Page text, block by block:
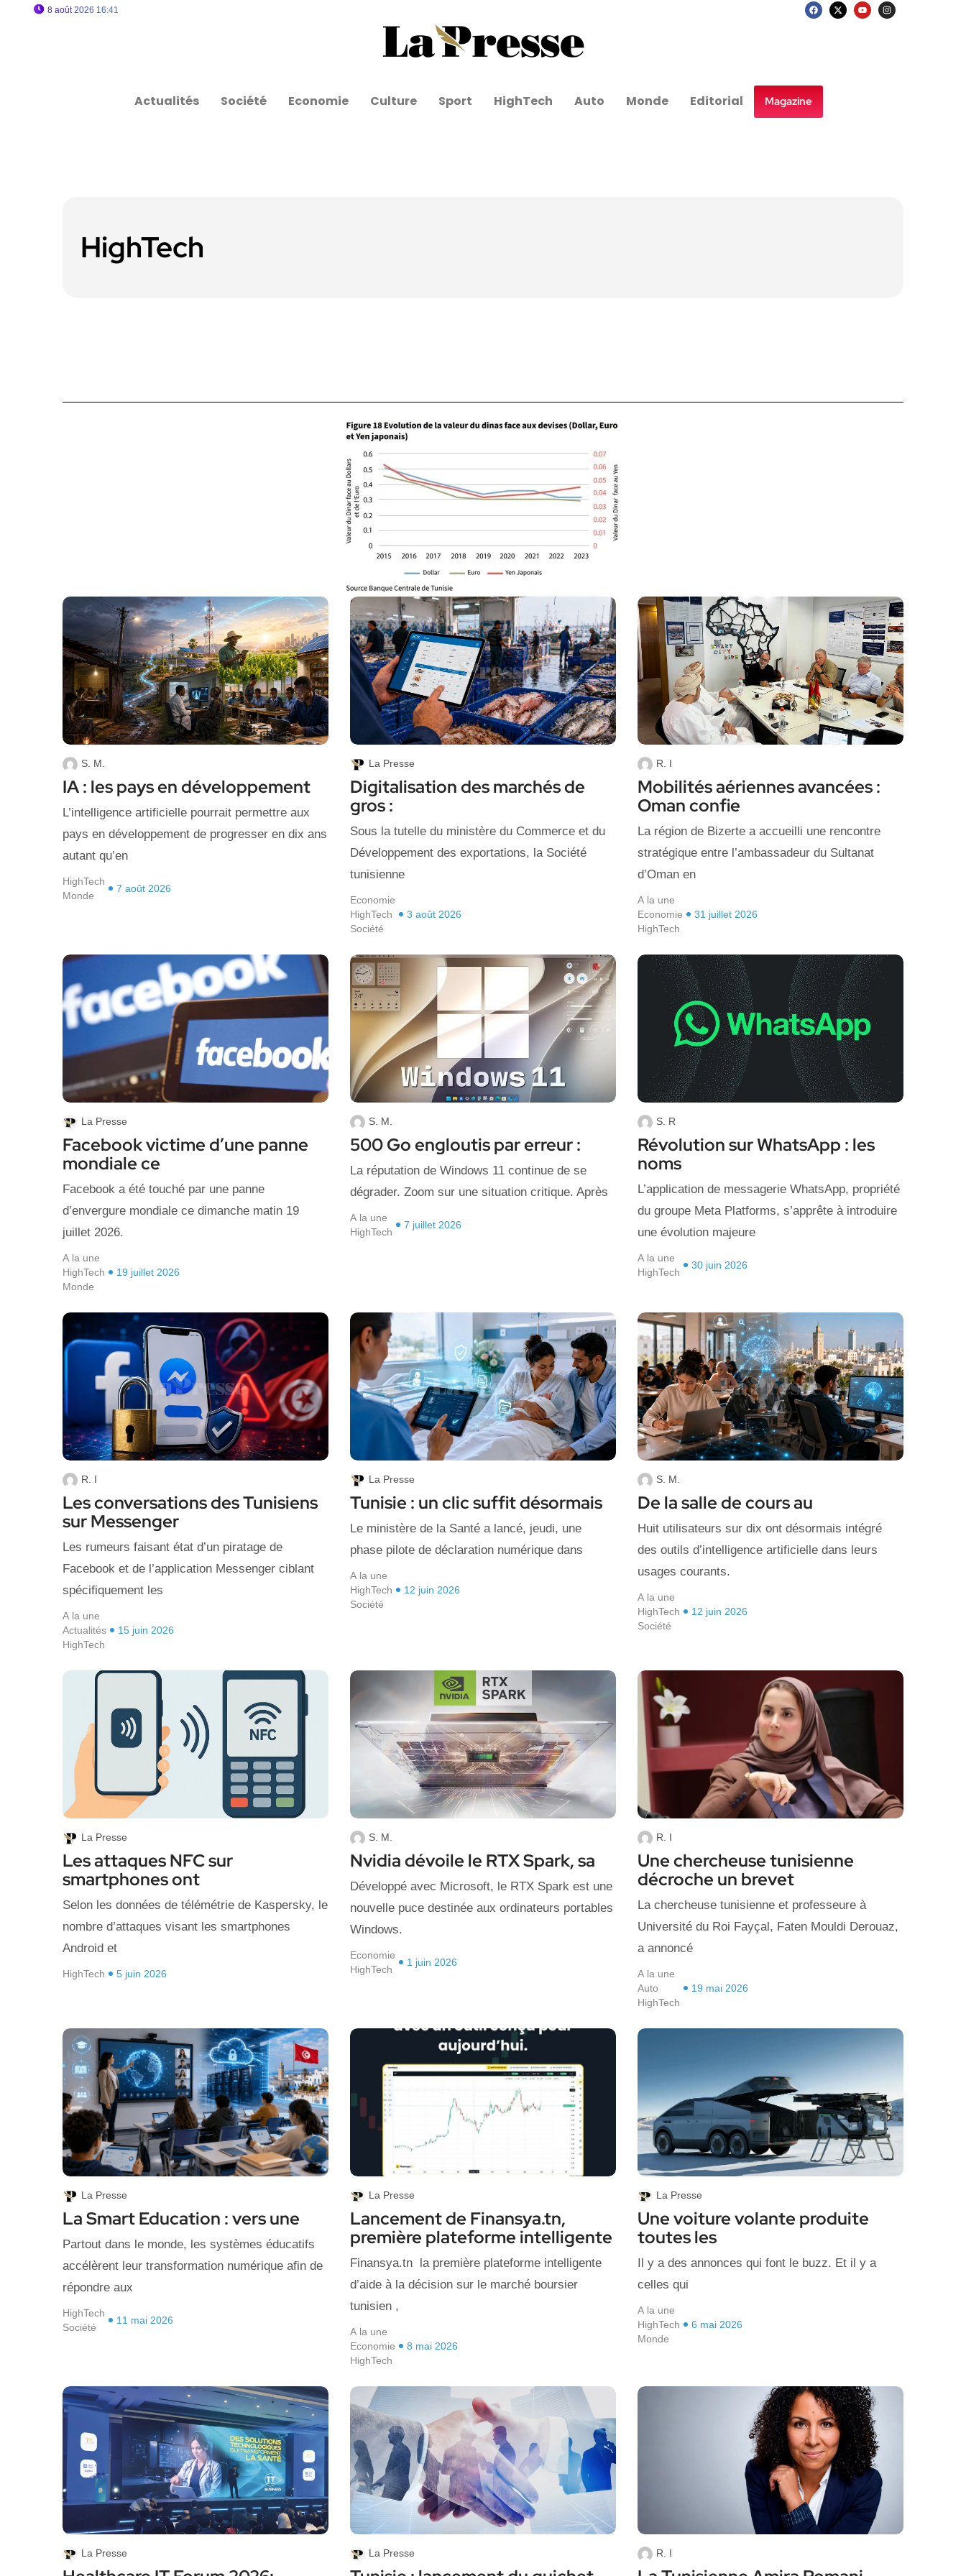
8 août 2026 16:41
Actualités Société Economie Culture Sport HighTech Auto Monde Editorial Magazine
HighTech
S. M.
IA : les pays en développement
L’intelligence artificielle pourrait permettre aux
pays en développement de progresser en dix ans
autant qu’en
HighTech
Monde
7 août 2026
La Presse
Digitalisation des marchés de
gros :
Sous la tutelle du ministère du Commerce et du
Développement des exportations, la Société
tunisienne
Economie
HighTech
Société
3 août 2026
R. I
Mobilités aériennes avancées :
Oman confie
La région de Bizerte a accueilli une rencontre
stratégique entre l’ambassadeur du Sultanat
d’Oman en
A la une
Economie
HighTech
31 juillet 2026
La Presse
Facebook victime d’une panne
mondiale ce
Facebook a été touché par une panne
d’envergure mondiale ce dimanche matin 19
juillet 2026.
A la une
HighTech
Monde
19 juillet 2026
S. M.
500 Go engloutis par erreur :
La réputation de Windows 11 continue de se
dégrader. Zoom sur une situation critique. Après
A la une
HighTech
7 juillet 2026
S. R
Révolution sur WhatsApp : les
noms
L’application de messagerie WhatsApp, propriété
du groupe Meta Platforms, s’apprête à introduire
une évolution majeure
A la une
HighTech
30 juin 2026
R. I
Les conversations des Tunisiens
sur Messenger
Les rumeurs faisant état d’un piratage de
Facebook et de l’application Messenger ciblant
spécifiquement les
A la une
Actualités
HighTech
15 juin 2026
La Presse
Tunisie : un clic suffit désormais
Le ministère de la Santé a lancé, jeudi, une
phase pilote de déclaration numérique dans
A la une
HighTech
Société
12 juin 2026
S. M.
De la salle de cours au
Huit utilisateurs sur dix ont désormais intégré
des outils d’intelligence artificielle dans leurs
usages courants.
A la une
HighTech
Société
12 juin 2026
La Presse
Les attaques NFC sur
smartphones ont
Selon les données de télémétrie de Kaspersky, le
nombre d’attaques visant les smartphones
Android et
HighTech 5 juin 2026
S. M.
Nvidia dévoile le RTX Spark, sa
Développé avec Microsoft, le RTX Spark est une
nouvelle puce destinée aux ordinateurs portables
Windows.
Economie
HighTech
1 juin 2026
R. I
Une chercheuse tunisienne
décroche un brevet
La chercheuse tunisienne et professeure à
Université du Roi Fayçal, Faten Mouldi Derouaz,
a annoncé
A la une
Auto
HighTech
19 mai 2026
La Presse
La Smart Education : vers une
Partout dans le monde, les systèmes éducatifs
accélèrent leur transformation numérique afin de
répondre aux
HighTech
Société
11 mai 2026
La Presse
Lancement de Finansya.tn,
première plateforme intelligente
Finansya.tn la première plateforme intelligente
d’aide à la décision sur le marché boursier
tunisien ,
A la une
Economie
HighTech
8 mai 2026
La Presse
Une voiture volante produite
toutes les
Il y a des annonces qui font le buzz. Et il y a
celles qui
A la une
HighTech
Monde
6 mai 2026
La Presse La Presse R. I